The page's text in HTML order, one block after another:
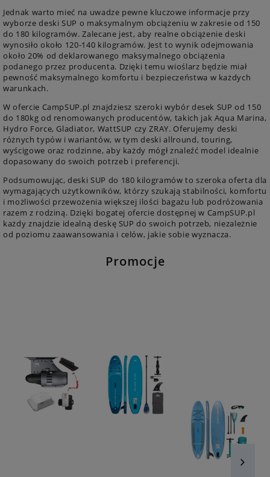
Jednak warto mieć na uwadze pewne kluczowe informacje przy
wyborze deski SUP o maksymalnym obciążeniu w zakresie od 150
do 180 kilogramów. Zalecane jest, aby realne obciążenie deski
wynosiło około 120-140 kilogramów. Jest to wynik odejmowania
około 20% od deklarowanego maksymalnego obciążenia
podanego przez producenta. Dzięki temu wioślarz będzie miał
pewność maksymalnego komfortu i bezpieczeństwa w każdych
warunkach.
W ofercie CampSUP.pl znajdziesz szeroki wybór desek SUP od 150
do 180kg od renomowanych producentów, takich jak Aqua Marina,
Hydro Force, Gladiator, WattSUP czy ZRAY. Oferujemy deski
różnych typów i wariantów, w tym deski allround, touring,
wyścigowe oraz rodzinne, aby każdy mógł znaleźć model idealnie
dopasowany do swoich potrzeb i preferencji.
Podsumowując, deski SUP do 180 kilogramów to szeroka oferta dla
wymagających użytkowników, którzy szukają stabilności, komfortu
i możliwości przewożenia większej ilości bagażu lub podróżowania
razem z rodziną. Dzięki bogatej ofercie dostępnej w CampSUP.pl
każdy znajdzie idealną deskę SUP do swoich potrzeb, niezależnie
od poziomu zaawansowania i celów, jakie sobie wyznacza.
Promocje